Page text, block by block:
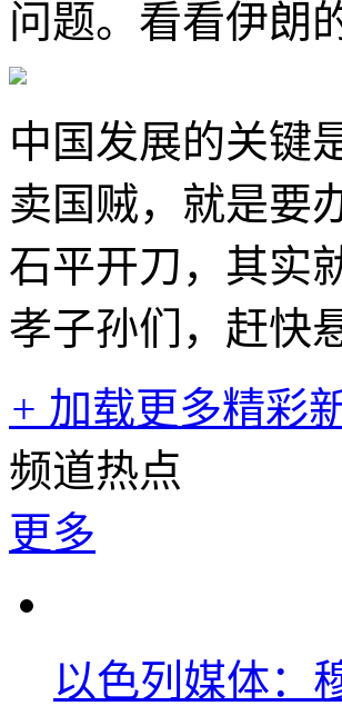
问题。看看伊朗
中国发展的关键
卖国贼，就是要
石平开刀，其实
孝子孙们，赶快
+ 加载更多精彩
频道热点
更多
以色列媒体：